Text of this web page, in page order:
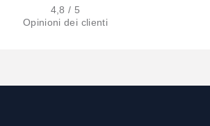
4,8 / 5
Opinioni dei clienti